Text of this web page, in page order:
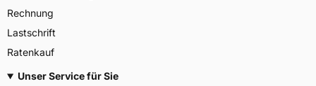
Rechnung
Lastschrift
Ratenkauf
Unser Service für Sie